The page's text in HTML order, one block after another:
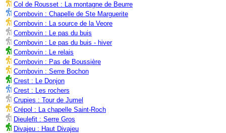
Col de Rousset : La montagne de Beurre
Combovin : Chapelle de Ste Marguerite
Combovin : La source de la Veore
Combovin : Le pas du buis
Combovin : Le pas du buis - hiver
Combovin : Le relais
Combovin : Pas de Boussière
Combovin : Serre Bochon
Crest : Le Donjon
Crest : Les rochers
Crupies : Tour de Jumel
Crépol : La chapelle Saint-Roch
Dieulefit : Serre Gros
Divajeu : Haut Divajeu